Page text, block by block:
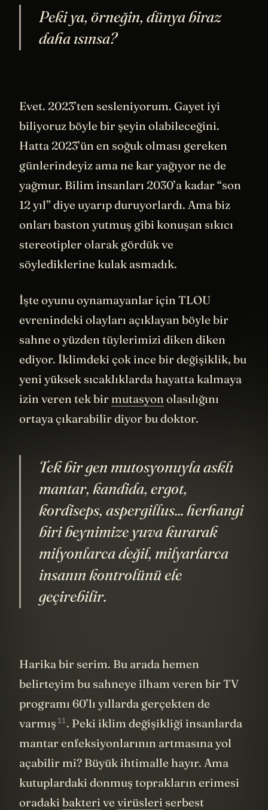
Peki ya, örneğin, dünya biraz
Evet. 2023’ten sesleniyorum. Gayet iyi
biliyoruz böyle bir şeyin olabileceğini.
Hatta 2023’ün en soğuk olması gereken
günlerindeyiz ama ne kar yağıyor ne de
yağmur. Bilim insanları 2030’a kadar “son
12 yıl” diye uyarıp duruyorlardı. Ama biz
onları baston yutmuş gibi konuşan sıkıcı
stereotipler olarak gördük ve
İşte oyunu oynamayanlar için TLOU
evrenindeki olayları açıklayan böyle bir
sahne o yüzden tüylerimizi diken diken
ediyor. İklimdeki çok ince bir değişiklik, bu
yeni yüksek sıcaklıklarda hayatta kalmaya
izin veren tek birmutasyonolasılığını
Tek bir gen mutosyonuyla asklı
mantar, kandida, ergot,
kordiseps, aspergillus... herhangi
biri beynimize yuva kurarak
milyonlarca değil, milyarlarca
insanın kontrolünü ele
Harika bir serim. Bu arada hemen
belirteyim bu sahneye ilham veren bir TV
programı 60’lı yıllarda gerçekten de
varmış11. Peki iklim değişikliği insanlarda
mantar enfeksiyonlarının artmasına yol
açabilir mi? Büyük ihtimalle hayır. Ama
kutuplardaki donmuş toprakların erimesi